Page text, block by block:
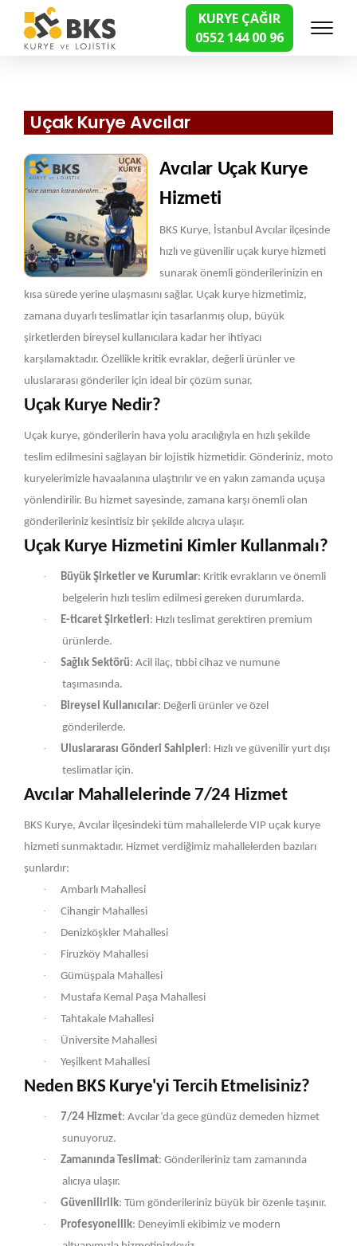
KURYE ÇAĞIR
0552 144 00 96
Hızlı Kurye Hizmetleri
Uçak Kurye Avcılar
Avcılar Uçak Kurye
Hizmeti
BKS Kurye, İstanbul Avcılar ilçesinde
hızlı ve güvenilir uçak kurye hizmeti
sunarak önemli gönderilerinizin en
kısa sürede yerine ulaşmasını sağlar. Uçak kurye hizmetimiz,
zamana duyarlı teslimatlar için tasarlanmış olup, büyük
şirketlerden bireysel kullanıcılara kadar her ihtiyacı
karşılamaktadır. Özellikle kritik evraklar, değerli ürünler ve
uluslararası gönderiler için ideal bir çözüm sunar.
Uçak Kurye Nedir?
Uçak kurye, gönderilerin hava yolu aracılığıyla en hızlı şekilde
teslim edilmesini sağlayan bir lojistik hizmetidir. Gönderiniz, moto
kuryelerimizle havaalanına ulaştırılır ve en yakın zamanda uçuşa
yönlendirilir. Bu hizmet sayesinde, zamana karşı önemli olan
gönderileriniz kesintisiz bir şekilde alıcıya ulaşır.
Uçak Kurye Hizmetini Kimler Kullanmalı?
· Büyük Şirketler ve Kurumlar: Kritik evrakların ve önemli
belgelerin hızlı teslim edilmesi gereken durumlarda.
·
E-ticaret Şirketleri: Hızlı teslimat gerektiren premium
ürünlerde.
·
Sağlık Sektörü: Acil ilaç, tıbbi cihaz ve numune
taşımasında.
·
Bireysel Kullanıcılar: Değerli ürünler ve özel
gönderilerde.
·
Uluslararası Gönderi Sahipleri: Hızlı ve güvenilir yurt dışı
teslimatlar için.
Avcılar Mahallelerinde 7/24 Hizmet
BKS Kurye, Avcılar ilçesindeki tüm mahallelerde VIP uçak kurye
hizmeti sunmaktadır. Hizmet verdiğimiz mahallelerden bazıları
şunlardır:
·
Ambarlı Mahallesi
·
Cihangir Mahallesi
·
Denizköşkler Mahallesi
·
Firuzköy Mahallesi
·
Gümüşpala Mahallesi
·
Mustafa Kemal Paşa Mahallesi
·
Tahtakale Mahallesi
·
Üniversite Mahallesi
·
Yeşilkent Mahallesi
Neden BKS Kurye'yi Tercih Etmelisiniz?
· 7/24 Hizmet: Avcılar’da gece gündüz demeden hizmet
sunuyoruz.
·
Zamanında Teslimat: Gönderileriniz tam zamanında
alıcıya ulaşır.
·
Güvenilirlik: Tüm gönderileriniz büyük bir özenle taşınır.
·
Profesyonellik: Deneyimli ekibimiz ve modern